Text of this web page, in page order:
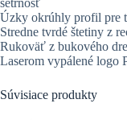
šetrnosť
Úzky okrúhly profil pre
Stredne tvrdé štetiny z
Rukoväť z bukového
Laserom vypálené logo
Súvisiace produkty